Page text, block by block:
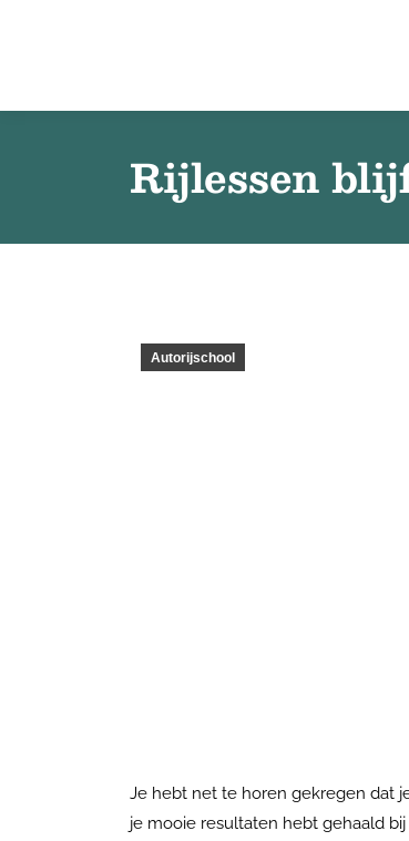
Rijlessen
Autorijschool
Je hebt net te horen gekregen dat
je mooie resultaten hebt gehaald